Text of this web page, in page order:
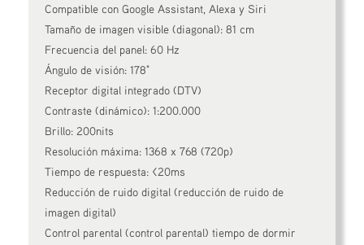
Compatible con Google Assistant, Alexa y Siri
Tamaño de imagen visible (diagonal): 81 cm
Frecuencia del panel: 60 Hz
Ángulo de visión: 178°
Receptor digital integrado (DTV)
Contraste (dinámico): 1:200.000
Brillo: 200nits
Resolución máxima: 1368 x 768 (720p)
Tiempo de respuesta: <20ms
Reducción de ruido digital (reducción de ruido de
imagen digital)
Control parental (control parental) tiempo de dormir